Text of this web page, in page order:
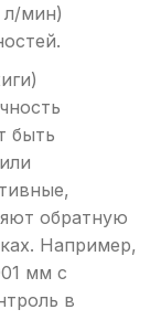
л/мин)
быть
обратную
Например,
мм с
в